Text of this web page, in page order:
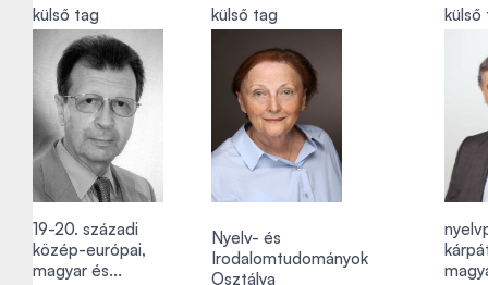
külső tag
19-20. századi
közép-európai,
magyar és...
külső tag
Nyelv- és
Irodalomtudományok
Osztálya
külső